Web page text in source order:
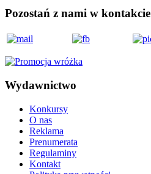
Pozostań z nami w kontakcie
Wydawnictwo
Konkursy
O nas
Reklama
Prenumerata
Regulaminy
Kontakt